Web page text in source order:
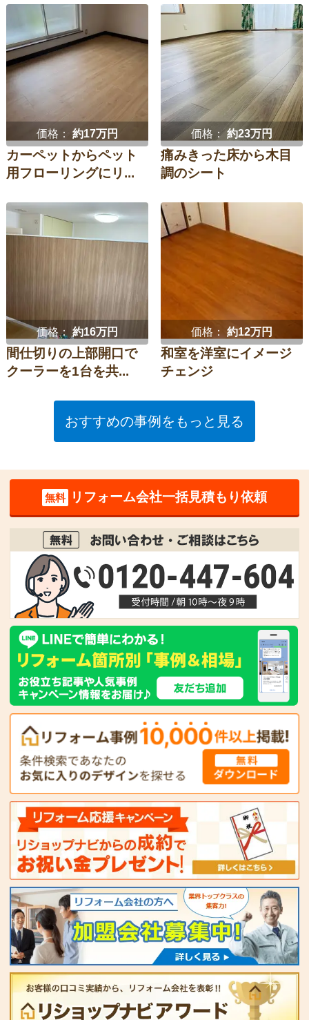
価格：約17万円
カーペットからペット
用フローリングにリ...
価格： 約23万円
痛みきった床から木目
調のシート
価格：約16万円
間仕切りの上部開口で
クーラーを1台を共...
価格： 約12万円
和室を洋室にイメージ
チェンジ
おすすめの事例をもっと見る
無料 リフォーム会社一括見積もり依頼